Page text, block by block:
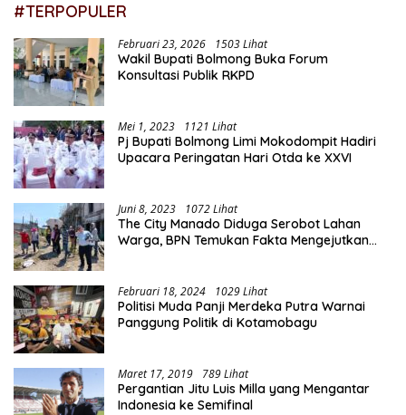
#TERPOPULER
Februari 23, 2026 1503 Lihat
Wakil Bupati Bolmong Buka Forum
Konsultasi Publik RKPD
Mei 1, 2023 1121 Lihat
Pj Bupati Bolmong Limi Mokodompit Hadiri
Upacara Peringatan Hari Otda ke XXVI
Juni 8, 2023 1072 Lihat
The City Manado Diduga Serobot Lahan
Warga, BPN Temukan Fakta Mengejutkan
Februari 18, 2024 1029 Lihat
Politisi Muda Panji Merdeka Putra Warnai
Panggung Politik di Kotamobagu
Maret 17, 2019 789 Lihat
Pergantian Jitu Luis Milla yang Mengantar
Indonesia ke Semifinal